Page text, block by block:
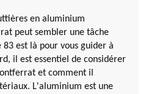
en aluminium
peut sembler une tâche
est là pour vous guider à
il est essentiel de considérer
et comment il
L'aluminium est une